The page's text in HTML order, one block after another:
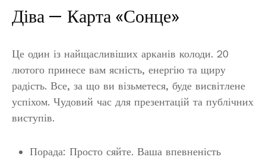
Діва — Карта «Сонце»
Це один із найщасливіших арканів колоди. 20
лютого принесе вам ясність, енергію та щиру
радість. Все, за що ви візьметеся, буде висвітлене
успіхом. Чудовий час для презентацій та публічних
виступів.
Порада: Просто сяйте. Ваша впевненість